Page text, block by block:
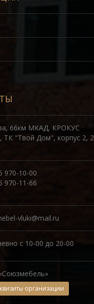
66км МКАД, КРОКУС
"Твой Дом", корпус 2, 2
970-10-00
970-11-66
vluki@mail.ru
с 10-00 до 20-00
организации